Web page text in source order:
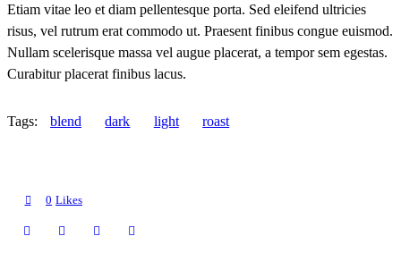
Etiam vitae leo et diam pellentesque porta. Sed eleifend ultricies
risus, vel rutrum erat commodo ut. Praesent finibus congue euismod.
Nullam scelerisque massa vel augue placerat, a tempor sem egestas.
Curabitur placerat finibus lacus.
Tags: blend dark light roast
0 Likes